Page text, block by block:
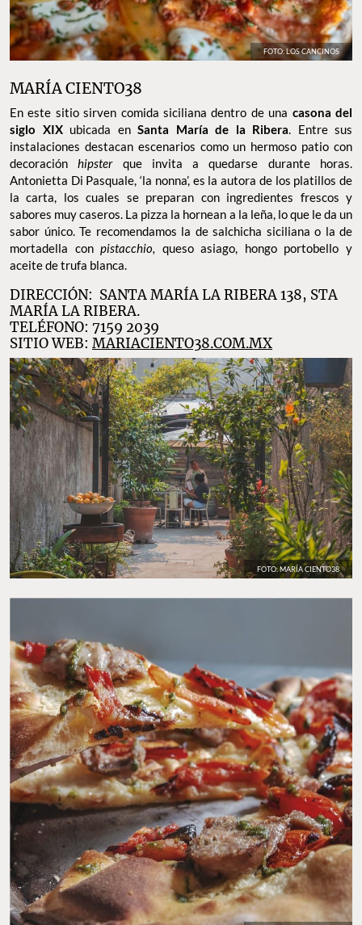
FOTO: LOS CANCINOS
MARÍA CIENTO38
En este sitio sirven comida siciliana dentro de una casona del
siglo XIXubicada en Santa María de la Ribera. Entre sus
instalaciones destacan escenarios como un hermoso patio con
decoraciónhipsterque invita a quedarse durante horas.
Antonietta Di Pasquale, ‘la nonna’, es la autora de los platillos de
la carta, los cuales se preparan con ingredientes frescos y
sabores muy caseros. La pizza la hornean a la leña, lo que le da un
sabor único. Te recomendamos la de salchicha siciliana o la de
mortadella conpistacchio, queso asiago, hongo portobello y
aceite de trufa blanca.
DIRECCIÓN: SANTA MARÍA LA RIBERA 138, STA
MARÍA LA RIBERA.
TELÉFONO: 7159 2039
SITIO WEB: MARIACIENTO38.COM.MX
FOTO: MARÍA CIENTO38